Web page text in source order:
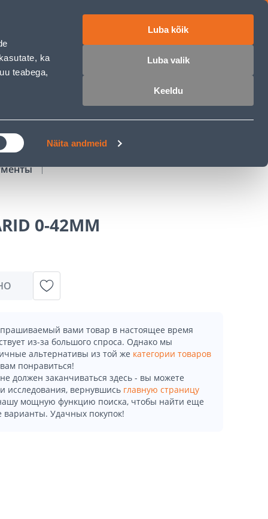
ka
teabega,
Näita andmeid
Luba kõik
Luba valik
Keeldu
0-42MM
вами товар в настоящее время
из-за большого спроса. Однако мы
альтернативы из той же категории товаров
понравиться!
должен заканчиваться здесь - вы можете
исследования, вернувшись главную страницу
мощную функцию поиска, чтобы найти еще
варианты. Удачных покупок!